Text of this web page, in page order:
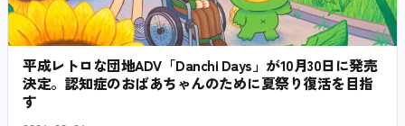
平成レトロな団地ADV「Danchi Days」が10月30日に発売
決定。認知症のおばあちゃんのために夏祭り復活を目指
す